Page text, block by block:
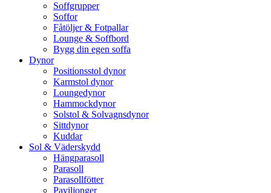
Soffgrupper
Soffor
Fåtöljer & Fotpallar
Lounge & Soffbord
Bygg din egen soffa
Dynor
Positionsstol dynor
Karmstol dynor
Loungedynor
Hammockdynor
Solstol & Solvagnsdynor
Sittdynor
Kuddar
Sol & Väderskydd
Hängparasoll
Parasoll
Parasollfötter
Paviljonger